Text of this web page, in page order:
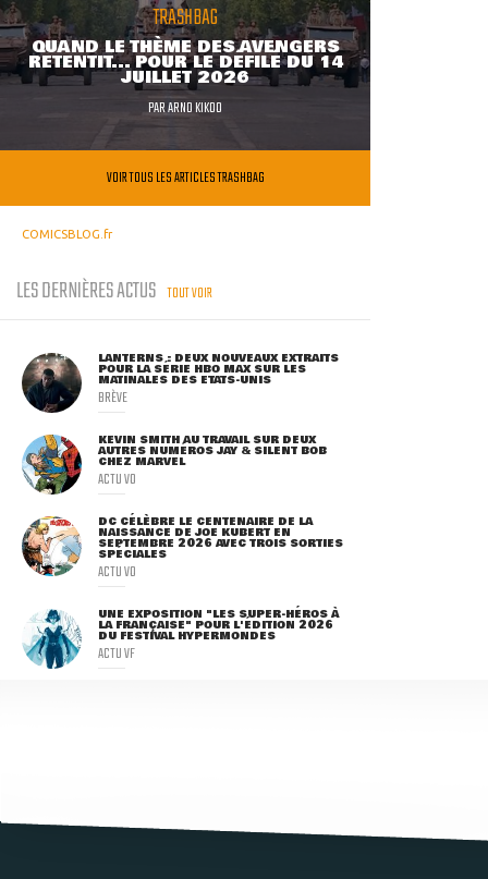
TRASHBAG
QUAND LE THÈME DES AVENGERS
RETENTIT... POUR LE DÉFILÉ DU 14
JUILLET 2026
PARARNO KIKOO
VOIR TOUS LES ARTICLES TRASHBAG
COMICSBLOG.fr
LES DERNIÈRES ACTUS TOUT VOIR
LANTERNS : DEUX NOUVEAUX EXTRAITS
POUR LA SÉRIE HBO MAX SUR LES
MATINALES DES ETATS-UNIS
BRÈVE
KEVIN SMITH AU TRAVAIL SUR DEUX
AUTRES NUMÉROS JAY & SILENT BOB
CHEZ MARVEL
ACTU VO
DC CÉLÈBRE LE CENTENAIRE DE LA
NAISSANCE DE JOE KUBERT EN
SEPTEMBRE 2026 AVEC TROIS SORTIES
SPÉCIALES
ACTU VO
UNE EXPOSITION "LES SUPER-HÉROS À
LA FRANÇAISE" POUR L'ÉDITION 2026
DU FESTIVAL HYPERMONDES
ACTU VF